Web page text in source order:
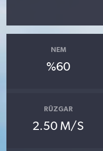
NEM
%60
RÜZGAR
2.50 M/S